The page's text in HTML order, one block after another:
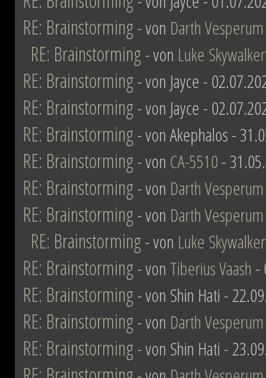
RE: Brainstorming- von Darth Vesperum
RE: Brainstorming- von Luke Skywalker
RE: Brainstorming- von Jayce -
RE: Brainstorming- von Jayce -
RE: Brainstorming- von Akephalos -
RE: Brainstorming- von CA-5510-
RE: Brainstorming- von Darth Vesperum
RE: Brainstorming- von Darth Vesperum
RE: Brainstorming- von Luke Skywalker
RE: Brainstorming- von Tiberius Vaash -
RE: Brainstorming- von Shin Hati -
RE: Brainstorming- von Darth Vesperum
RE: Brainstorming- von Shin Hati -